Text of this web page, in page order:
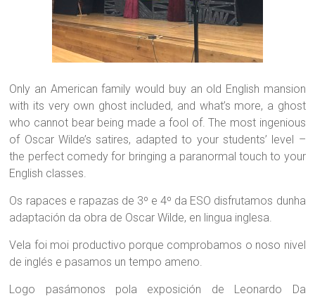
Only an American family would buy an old English mansion
with its very own ghost included, and what’s more, a ghost
who cannot bear being made a fool of. The most ingenious
of Oscar Wilde’s satires, adapted to your students’ level –
the perfect comedy for bringing a paranormal touch to your
English classes.
Os rapaces e rapazas de 3º e 4º da ESO disfrutamos dunha
adaptación da obra de Oscar Wilde, en lingua inglesa.
Vela foi moi productivo porque comprobamos o noso nivel
de inglés e pasamos un tempo ameno.
Logo pasámonos pola exposición de Leonardo Da